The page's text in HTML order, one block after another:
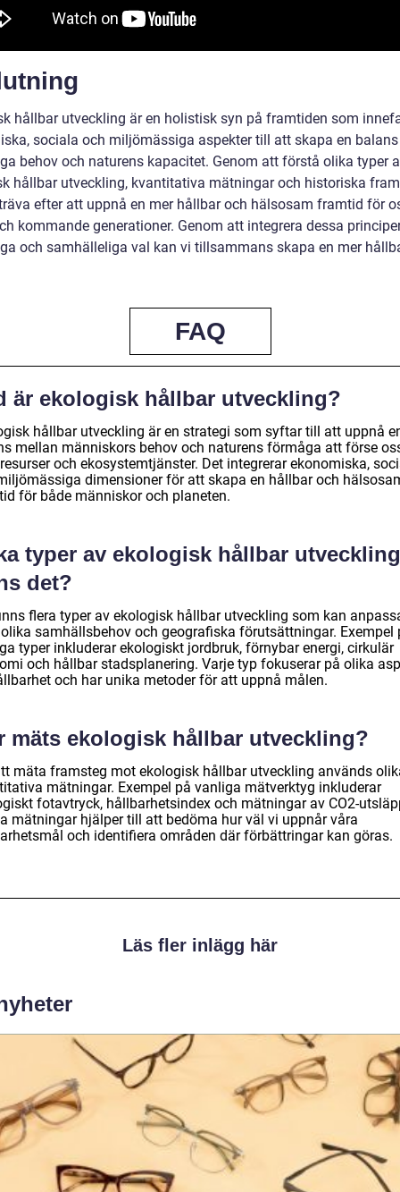
hållbar utveckling är en holistisk syn på framtiden som
sociala och miljömässiga aspekter till att skapa en
behov och naturens kapacitet. Genom att förstå olika typer
hållbar utveckling, kvantitativa mätningar och historiska
efter att uppnå en mer hållbar och hälsosam framtid för
kommande generationer. Genom att integrera dessa
och samhälleliga val kan vi tillsammans skapa en mer
FAQ
är ekologisk hållbar utveckling?
hållbar utveckling är en strategi som syftar till att uppnå
mellan människors behov och naturens förmåga att förse
och ekosystemtjänster. Det integrerar ekonomiska,
dimensioner för att skapa en hållbar och
för både människor och planeten.
typer av ekologisk hållbar utveckling
det?
flera typer av ekologisk hållbar utveckling som kan
samhällsbehov och geografiska förutsättningar. Exempel
typer inkluderar ekologiskt jordbruk, förnybar energi, cirkulär
och hållbar stadsplanering. Varje typ fokuserar på olika
och har unika metoder för att uppnå målen.
mäts ekologisk hållbar utveckling?
mäta framsteg mot ekologisk hållbar utveckling används
mätningar. Exempel på vanliga mätverktyg inkluderar
fotavtryck, hållbarhetsindex och mätningar av CO2-
mätningar hjälper till att bedöma hur väl vi uppnår våra
och identifiera områden där förbättringar kan göras.
Läs fler inlägg här